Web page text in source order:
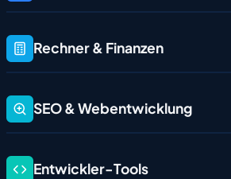
Rechner & Finanzen
SEO & Webentwicklung
Entwickler-Tools